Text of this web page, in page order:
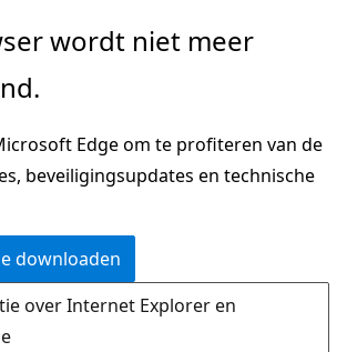
wordt niet meer
Edge om te profiteren van de
beveiligingsupdates en technische
downloaden
over Internet Explorer en